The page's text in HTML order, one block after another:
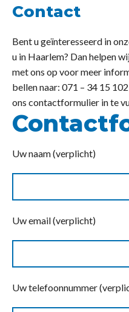
Contact
Bent u geïnteresseerd in
u in Haarlem? Dan helpen
met ons op voor meer
bellen naar: 071 – 34 15
ons contactformulier in te
Uw naam (verplicht)
Uw email (verplicht)
Uw telefoonnummer